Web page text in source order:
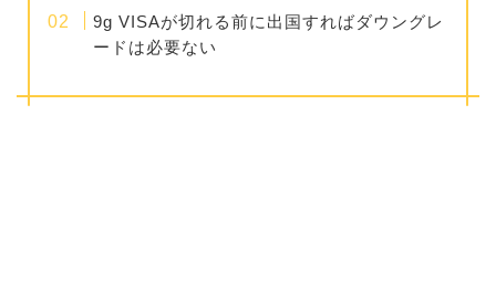
9g VISAが切れる前に出国すればダウングレ
ードは必要ない